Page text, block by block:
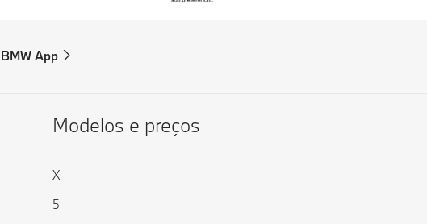
App
Modelos e preços
X
5